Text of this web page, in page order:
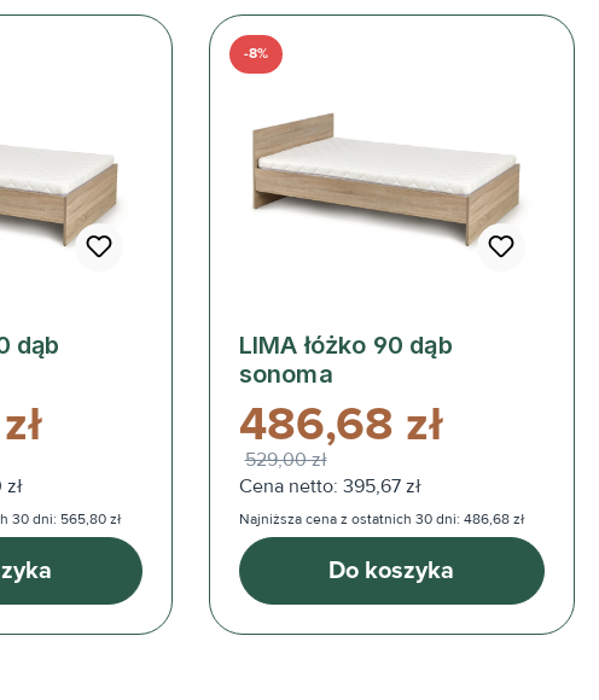
dąb
30 dni: 565,80 zł
LIMA łóżko 90 dąb
sonoma
-8%
486,68 zł
529,00 zł
Cena netto: 395,67 zł
Najniższa cena z ostatnich 30 dni: 486,68 zł
Do koszyka